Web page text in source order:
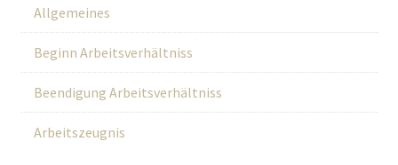
Allgemeines
Beginn Arbeitsverhältniss
Beendigung Arbeitsverhältniss
Arbeitszeugnis